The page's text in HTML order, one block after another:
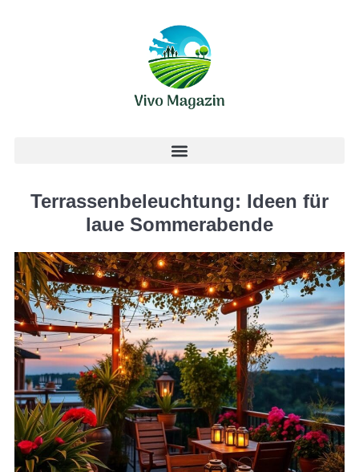
Terrassenbeleuchtung: Ideen für
laue Sommerabende